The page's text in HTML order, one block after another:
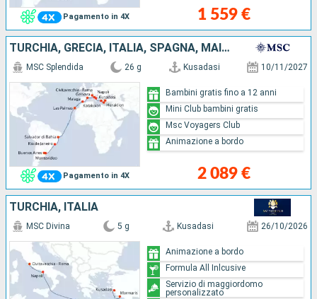
Pagamento in 4X 1 559 €
TURCHIA, GRECIA, ITALIA, SPAGNA, MAIORCA, BRASILE, URUGUAY, ARGENTINA
Pagamento in 4X
MSC Splendida 26 g Kusadasi 10/11/2027
2 089 €
Bambini gratis fino a 12 anni
Mini Club bambini gratis
Msc Voyagers Club
Animazione a bordo
TURCHIA, ITALIA
MSC Divina 5 g Kusadasi 26/10/2026
Animazione a bordo
Formula All Inlcusive
Servizio di maggiordomo
personalizzato